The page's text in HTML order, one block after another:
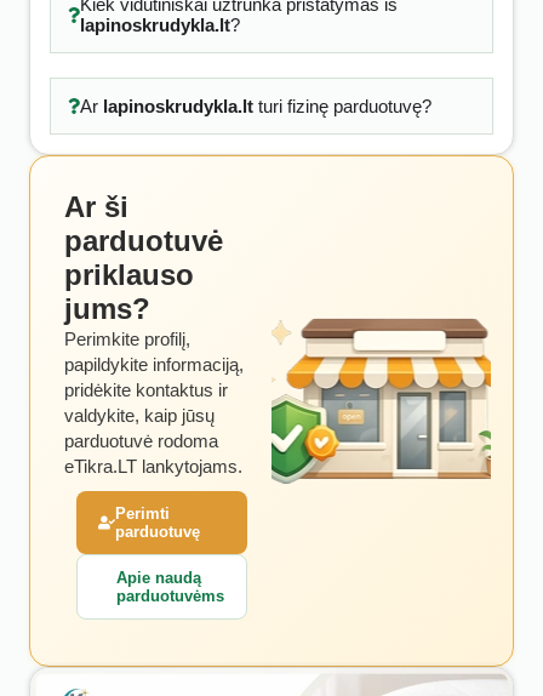
Kiek vidutiniškai užtrunka pristatymas iš
lapinoskrudykla.lt?
Ar lapinoskrudykla.ltturi fizinę parduotuvę?
Ar ši
parduotuvė
priklauso
jums?
Perimkite profilį,
papildykite informaciją,
pridėkite kontaktus ir
valdykite, kaip jūsų
parduotuvė rodoma
eTikra.LT lankytojams.
Perimti
parduotuvę
Apie naudą
parduotuvėms